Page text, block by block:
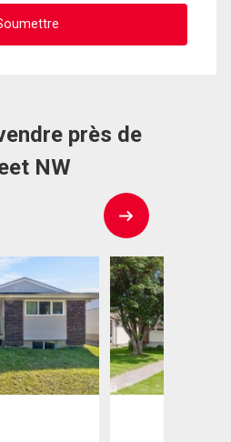
près de
NW